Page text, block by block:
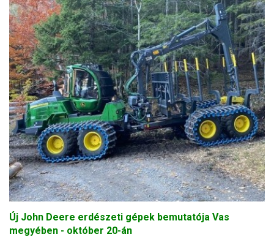
Új John Deere erdészeti gépek bemutatója Vas
megyében - október 20-án